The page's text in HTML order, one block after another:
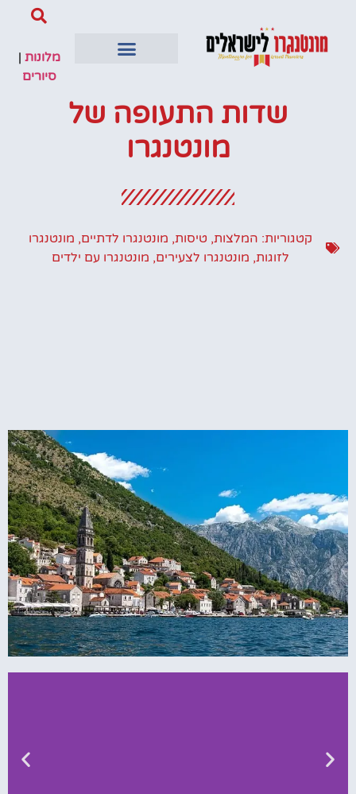
מלונות |
סיורים
שדות התעופה של
מונטנגרו
קטגוריות: המלצות, טיסות, מונטנגרו לדתיים, מונטנגרו
לזוגות, מונטנגרו לצעירים, מונטנגרו עם ילדים